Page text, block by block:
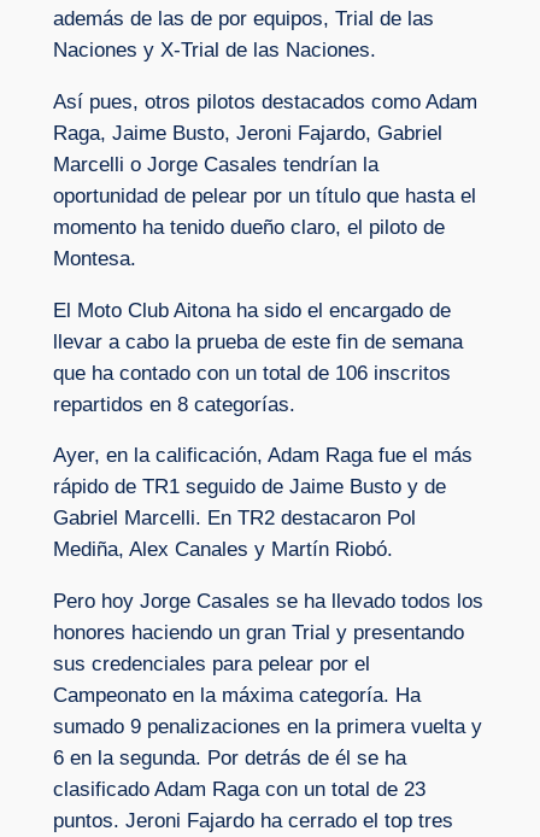
además de las de por equipos, Trial de las
Naciones y X-Trial de las Naciones.
Así pues, otros pilotos destacados como Adam
Raga, Jaime Busto, Jeroni Fajardo, Gabriel
Marcelli o Jorge Casales tendrían la
oportunidad de pelear por un título que hasta el
momento ha tenido dueño claro, el piloto de
Montesa.
El Moto Club Aitona ha sido el encargado de
llevar a cabo la prueba de este fin de semana
que ha contado con un total de 106 inscritos
repartidos en 8 categorías.
Ayer, en la calificación, Adam Raga fue el más
rápido de TR1 seguido de Jaime Busto y de
Gabriel Marcelli. En TR2 destacaron Pol
Mediña, Alex Canales y Martín Riobó.
Pero hoy Jorge Casales se ha llevado todos los
honores haciendo un gran Trial y presentando
sus credenciales para pelear por el
Campeonato en la máxima categoría. Ha
sumado 9 penalizaciones en la primera vuelta y
6 en la segunda. Por detrás de él se ha
clasificado Adam Raga con un total de 23
puntos. Jeroni Fajardo ha cerrado el top tres